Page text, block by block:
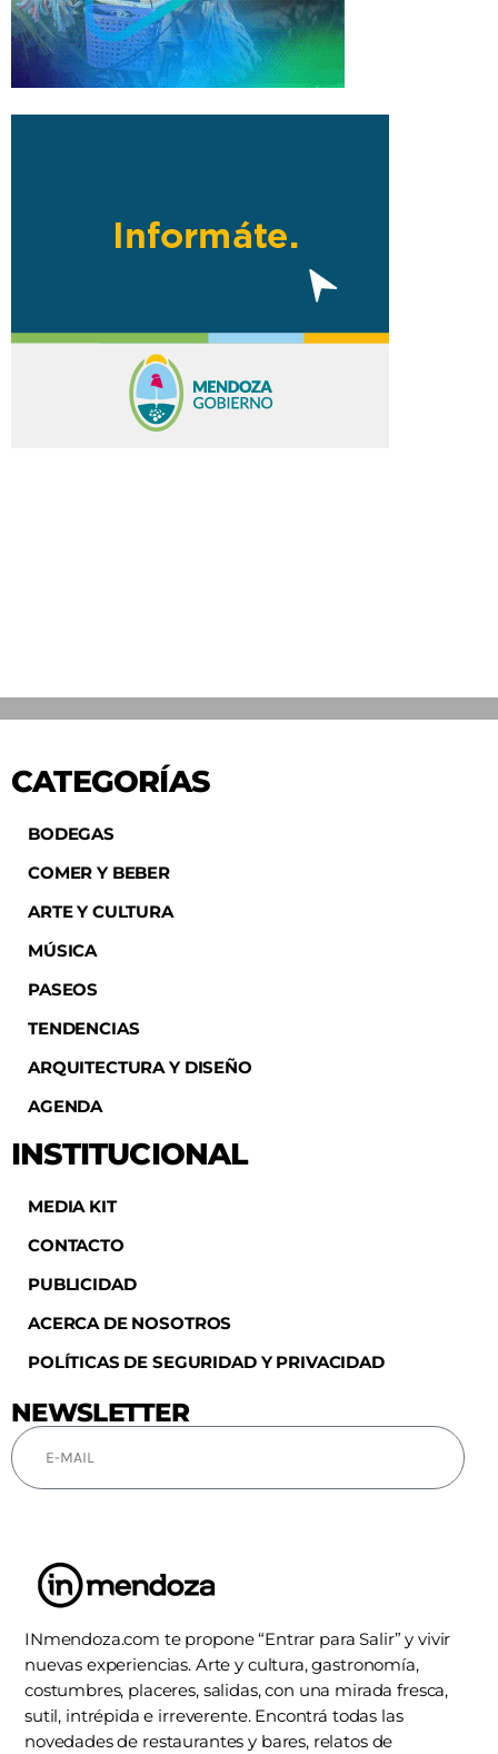
CATEGORÍAS
BODEGAS
COMER Y BEBER
ARTE Y CULTURA
MÚSICA
PASEOS
TENDENCIAS
ARQUITECTURA Y DISEÑO
AGENDA
INSTITUCIONAL
MEDIA KIT
CONTACTO
PUBLICIDAD
ACERCA DE NOSOTROS
POLÍTICAS DE SEGURIDAD Y PRIVACIDAD
NEWSLETTER
INmendoza.com te propone “Entrar para Salir” y vivir
nuevas experiencias. Arte y cultura, gastronomía,
costumbres, placeres, salidas, con una mirada fresca,
sutil, intrépida e irreverente. Encontrá todas las
novedades de restaurantes y bares, relatos de